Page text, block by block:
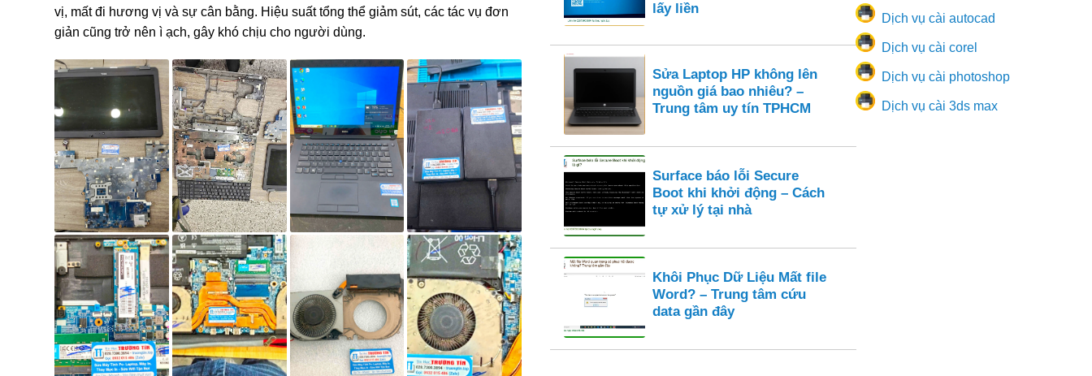
vị, mất đi hương vị và sự cân bằng. Hiệu suất tổng thể giảm sút, các tác vụ đơn
giản cũng trở nên ì ạch, gây khó chịu cho người dùng.
lấy liền
Sửa Laptop HP không lên
nguồn giá bao nhiêu? –
Trung tâm uy tín TPHCM
Surface báo lỗi Secure
Boot khi khởi động – Cách
tự xử lý tại nhà
Khôi Phục Dữ Liệu Mất file
Word? – Trung tâm cứu
data gần đây
Dịch vụ cài autocad
Dịch vụ cài corel
Dịch vụ cài photoshop
Dịch vụ cài 3ds max